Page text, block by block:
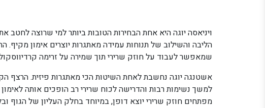
ויניאסה יוגה היא אחת הבחירות הטובות ביותר למי שרוצה לחטב
הליבה והשילוב של תנוחות עמידה מאתגרות יוצרים אימון מקיף.
שמאפשר לעבוד על חוזק שרירי תוך שמירה על זרימה
אשטנגה יוגה נחשבת לאחת השיטות הכי מאתגרות פיזית. הרצף
למשך נשימות רבות והדרישה לכוח שרירי רב הופכים אותה
מפתחים חוזק שרירי יוצא דופן, במיוחד בחלק העליון של הגוף